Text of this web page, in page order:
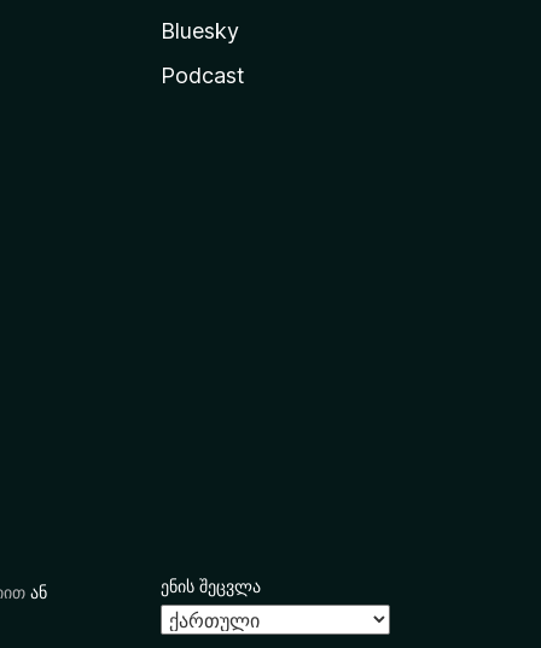
Bluesky
Podcast
ან ენის შეცვლა